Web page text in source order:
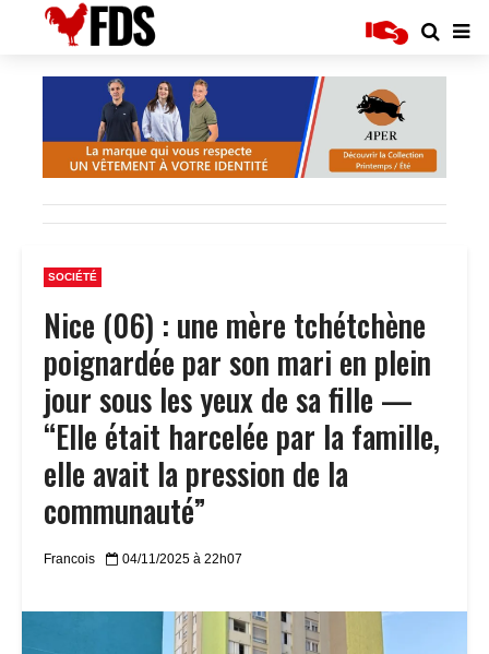
SOCIÉTÉ
Nice (06) : une mère tchétchène
poignardée par son mari en plein
jour sous les yeux de sa fille —
“Elle était harcelée par la famille,
elle avait la pression de la
communauté”
Francois 04/11/2025 à 22h07